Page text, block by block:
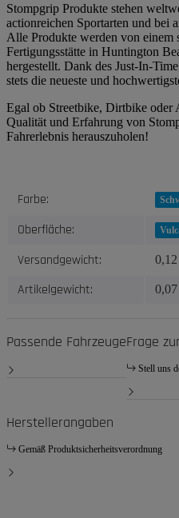
Stompgrip Produkte stehen
actionreichen Sportarten und bei
Alle Produkte werden von einem
Fertigungsstätte in Huntington
hergestellt. Dank des Just-In-
stets die neueste und
Egal ob Streetbike, Dirtbike oder
Qualität und Erfahrung von
Fahrerlebnis herauszuholen!
Produkteigenschaft
Wert
Farbe:
Oberfläche:
Versandgewicht:
Artikelgewicht: 0,07
Passende FahrzeugeFrage
Stell uns
Herstellerangaben
Gemäß Produktsicherheitsverordnung